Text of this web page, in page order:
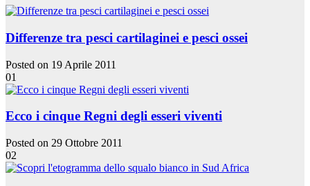
Differenze tra pesci cartilaginei e pesci ossei
Posted on 19 Aprile 2011
01
Ecco i cinque Regni degli esseri viventi
Posted on 29 Ottobre 2011
02